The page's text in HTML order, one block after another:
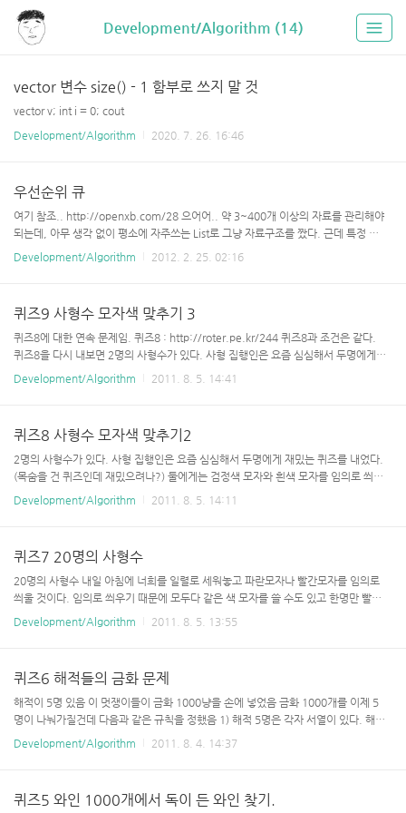
Development/Algorithm (14)
vector 변수 size() - 1 함부로 쓰지 말 것
vector v; int i = 0; cout
Development/Algorithm
2020. 7. 26. 16:46
우선순위 큐
여기 참조.. http://openxb.com/28 으어어.. 약 3~400개 이상의 자료를 관리해야
되는데, 아무 생각 없이 평소에 자주쓰는 List로 그냥 자료구조를 짰다. 근데 특정 이
벤트를 실행 시킬 때 마다 해당 자료가 정렬이 되어 있어야 한다는 조건이 나중에 붙어
Development/Algorithm 2012. 2. 25. 02:16
퀴즈9 사형수 모자색 맞추기 3
퀴즈8에 대한 연속 문제임. 퀴즈8 : http://roter.pe.kr/244 퀴즈8과 조건은 같다.
퀴즈8을 다시 내보면 2명의 사형수가 있다. 사형 집행인은 요즘 심심해서 두명에게
재밌는 퀴즈를 내었다.(목숨을 건 퀴즈인데 재밌으려나?) 둘에게는 검정색 모자와 흰
둘 다 살려주겠다고 약속했다. 조건은 다음과 같다. 절대로 자신의 모자 색을 알 수 없
다. 상대방의 모자 색은 알 수 있다. 둘 사이에는 어떠한 의사소통도 불가능하다. 행동
(눈 깜빡임 등..
Development/Algorithm 2011. 8. 5. 14:41
퀴즈8 사형수 모자색 맞추기2
2명의 사형수가 있다. 사형 집행인은 요즘 심심해서 두명에게 재밌는 퀴즈를 내었다.
(목숨을 건 퀴즈인데 재밌으려나?) 둘에게는 검정색 모자와 흰색 모자를 임의로 씌우
는데, 자기가 쓴 모자의 색은 절대로 알 수가 없다. 서로 상대의 모자색만을 볼 수 있
색은 알 수 있다. 둘 사이에는 어떠한 의사소통도 불가능하다. 행동(눈 깜빡임 등)으로
도 알릴 수 없다. 둘 중 한명만 자기가 쓴 모자 색을 맞추면, 둘다 살 수 있다. 모자 색
을 말하는건 동시에 말한다. ..
Development/Algorithm 2011. 8. 5. 14:11
퀴즈7 20명의 사형수
20명의 사형수 내일 아침에 너희를 일렬로 세워놓고 파란모자나 빨간모자를 임의로
씌울 것이다. 임의로 씌우기 때문에 모두다 같은 색 모자를 쓸 수도 있고 한명만 빨강
색 나머지는 파랑색을 쓸 수도 있다. 여하튼 간에, 아무도 자기가 쓴 모자 색을 볼 수
쓴 모자의 색을 말해야 한다. 말할 수 있는 말은 "빨강" 혹은 "파랑" 뿐이며, 뒤 죄수가
말하는 소리는 들을 수 있다. 틀렸다고 바로 죽이는 것이 아니고 20명이 다 말한 이후
틀린놈만 모아서 사..
Development/Algorithm 2011. 8. 5. 13:55
퀴즈6 해적들의 금화 문제
해적이 5명 있음 이 멋쟁이들이 금화 1000냥을 손에 넣었음 금화 1000개를 이제 5
명이 나눠가질건데 다음과 같은 규칙을 정했음 1) 해적 5명은 각자 서열이 있다. 해적
1 부터 해적5까지. 해적1
Development/Algorithm 2011. 8. 4. 14:37
퀴즈5 와인 1000개에서 독이 든 와인 찾기.